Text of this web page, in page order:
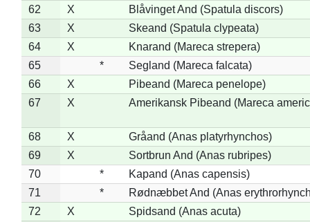
62
X
Blåvinget And (Spatula discors)
63
X
Skeand (Spatula clypeata)
64
X
Knarand (Mareca strepera)
65
*
Segland (Mareca falcata)
66
X
Pibeand (Mareca penelope)
67
X Amerikansk Pibeand (Mareca
68 X
Gråand (Anas platyrhynchos)
69
X
Sortbrun And (Anas rubripes)
70
*
Kapand (Anas capensis)
71
*
Rødnæbbet And (Anas
72
X
Spidsand (Anas acuta)